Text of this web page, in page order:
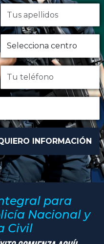
para
Nacional y
Civil